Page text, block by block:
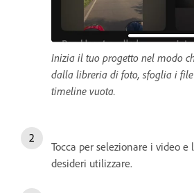
Inizia il tuo progetto nel modo
dalla libreria di foto, sfoglia i
timeline vuota.
Tocca per selezionare i video
desideri utilizzare.